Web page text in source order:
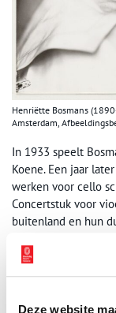
Deze website
Henriëtte Bosmans
Amsterdam,
In 1933 speelt
Koene. Een jaar
werken voor cello
Concertstuk voor
buitenland en hun
overleed aan een
plaats van het
van haar leven